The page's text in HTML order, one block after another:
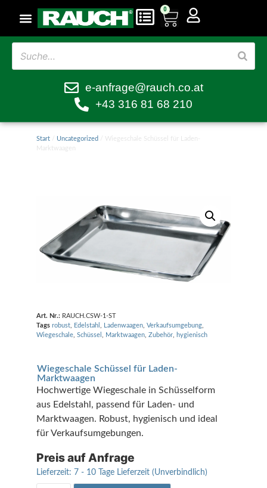
0
e-anfrage@rauch.co.at
+43 316 81 68 210
Start/ Uncategorized / Wiegeschale Schüssel für Laden-
Marktwaagen
Art. Nr.: RAUCH.CSW-1-ST
Tags robust, Edelstahl Ladenwaagen, Verkaufsumgebung,
Wiegeschale, Schüssel Marktwaagen, Zubehör, hygienisch
Wiegeschale Schüssel für Laden-
Marktwaagen
Hochwertige Wiegeschale in Schüsselform
aus Edelstahl, passend für Laden- und
Marktwaagen. Robust, hygienisch und ideal
für Verkaufsumgebungen.
Preis auf Anfrage
Lieferzeit: 7 - 10 Tage Lieferzeit (Unverbindlich)